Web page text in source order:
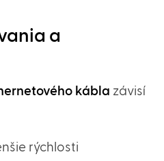
a
kábla závisí
rýchlosti